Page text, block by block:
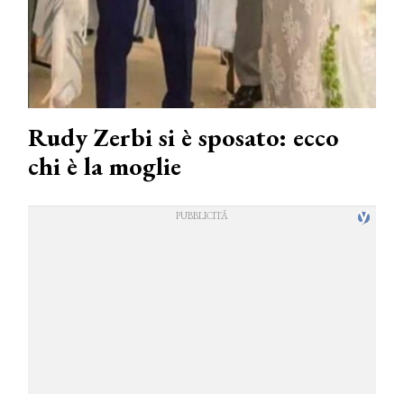
Rudy Zerbi si è sposato: ecco
chi è la moglie